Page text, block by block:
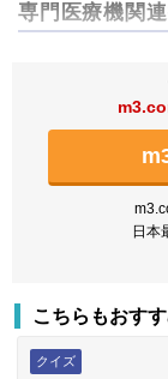
専門医療機関
日本
こちらもおす
クイズ